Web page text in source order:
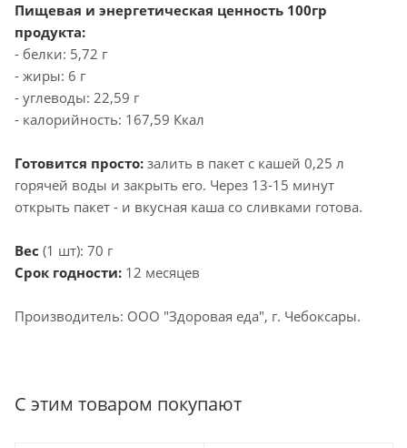
Пищевая и энергетическая ценность 100гр
продукта:
- белки: 5,72 г
- жиры: 6 г
- углеводы: 22,59 г
- калорийность: 167,59 Ккал
Готовится просто: залить в пакет с кашей 0,25 л
горячей воды и закрыть его. Через 13-15 минут
открыть пакет - и вкусная каша со сливками готова.
Вес (1 шт): 70 г
Срок годности: 12 месяцев
Производитель: ООО "Здоровая еда", г. Чебоксары.
С этим товаром покупают